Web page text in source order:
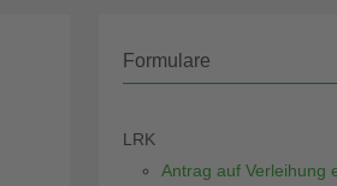
Formulare
LRK
Antrag auf Verleihung